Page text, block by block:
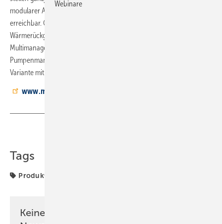
modularer Ausführung sind Heizleistungen von bis zu 900 kW
erreichbar. Optional sind Speicheranbindungen,
Wärmerückgewinnung und verschiedene Schnittstellen verfügbar. Ein
Multimanager-Regler übernimmt Kaskadensteuerung,
Pumpenmanagement sowie Überwachung und Diagnose. Eine
Variante mit dem Kältemittel R290 ist in Vorbereitung.
www.mta.de
Tags
Produkte
Keine Zeit? Kein Problem mit dem SBZ
Webinare